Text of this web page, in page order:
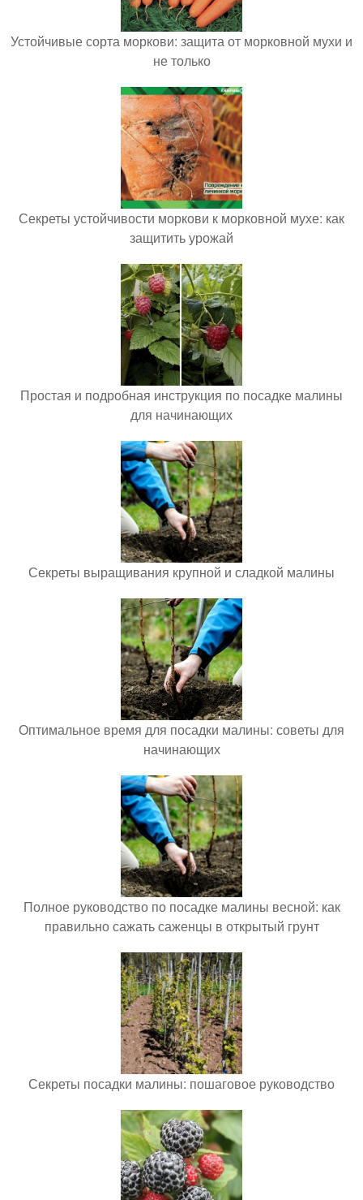
Устойчивые сорта моркови: защита от морковной мухи и
не только
Секреты устойчивости моркови к морковной мухе: как
защитить урожай
Простая и подробная инструкция по посадке малины
для начинающих
Секреты выращивания крупной и сладкой малины
Оптимальное время для посадки малины: советы для
начинающих
Полное руководство по посадке малины весной: как
правильно сажать саженцы в открытый грунт
Секреты посадки малины: пошаговое руководство